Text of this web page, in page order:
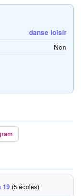
danse loisir
Non
19 (5 écoles)